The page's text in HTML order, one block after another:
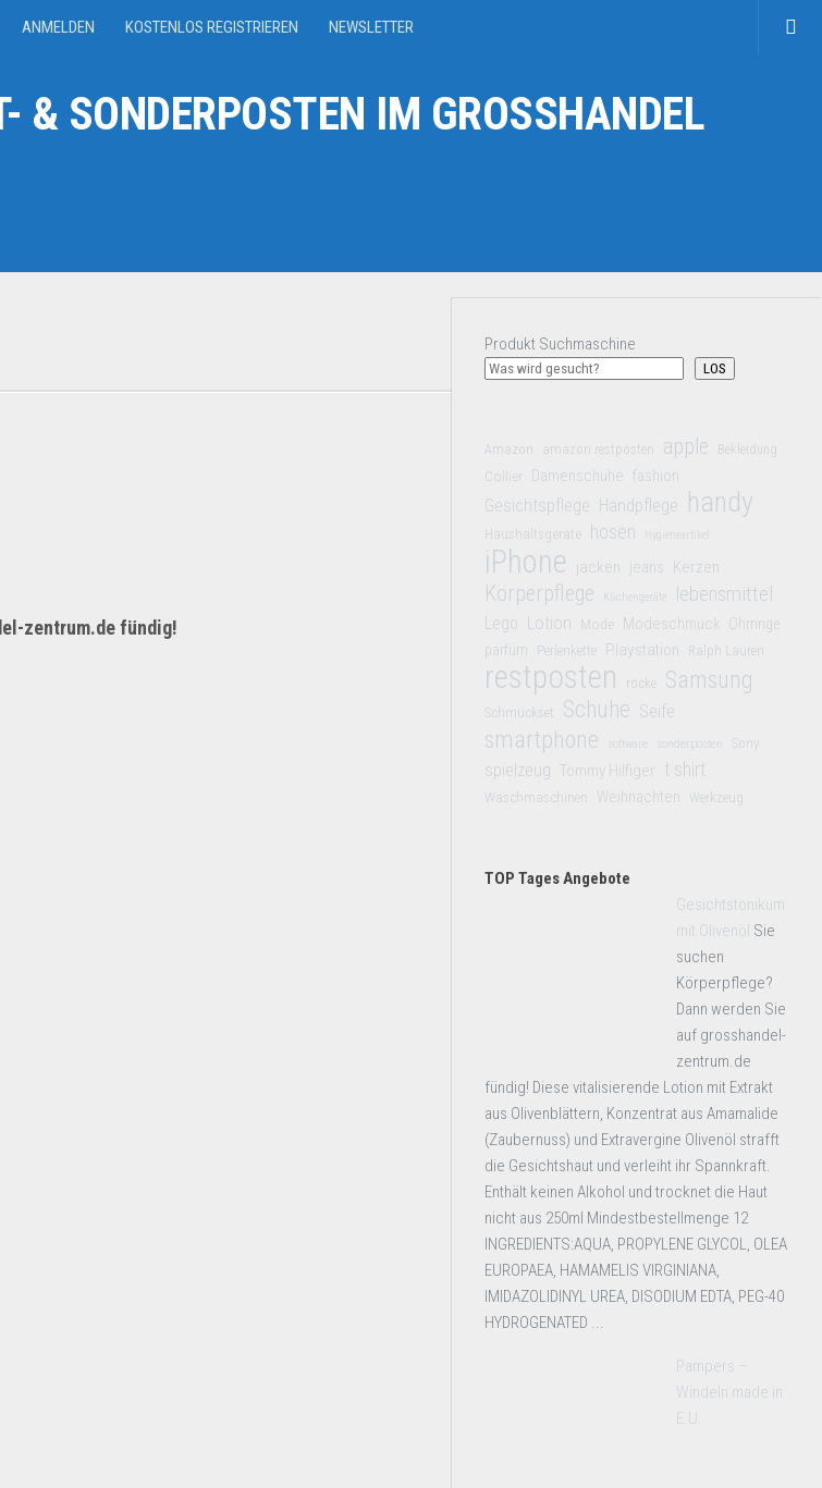
ANMELDEN KOSTENLOS REGISTRIEREN NEWSLETTER
SONDERPOSTEN IM GROSSHANDEL
zentrum.defündig!
Produkt Suchmaschine
LOS
Amazon amazon restposten apple Bekleidung
Collier Damenschuhe fashion
Gesichtspflege Handpflege handy
Haushaltsgeräte hosen Hygieneartikel
iPhone jacken jeans Kerzen
Körperpflege Küchengeräte lebensmittel
Lego Lotion Mode Modeschmuck Ohrringe
parfüm
Perlenkette Playstation Ralph Lauren
restposten röcke Samsung
Schmuckset Schuhe Seife
smartphone software sonderposten Sony
spielzeug Tommy Hilfiger t shirt
Waschmaschinen Weihnachten Werkzeug
TOP Tages Angebote
Gesichtstonikum
mit Olivenöl Sie
suchen
Körperpflege?
Dann werden Sie
auf grosshandel-
zentrum.de
fündig! Diese vitalisierende Lotion mit Extrakt
aus Olivenblättern, Konzentrat aus Amamalide
(Zaubernuss) und Extravergine Olivenöl strafft
die Gesichtshaut und verleiht ihr Spannkraft.
Enthält keinen Alkohol und trocknet die Haut
nicht aus 250ml Mindestbestellmenge 12
INGREDIENTS:AQUA, PROPYLENE GLYCOL, OLEA
EUROPAEA, HAMAMELIS VIRGINIANA,
IMIDAZOLIDINYL UREA, DISODIUM EDTA, PEG-40
HYDROGENATED ...
Pampers –
Windeln made in
E.U.